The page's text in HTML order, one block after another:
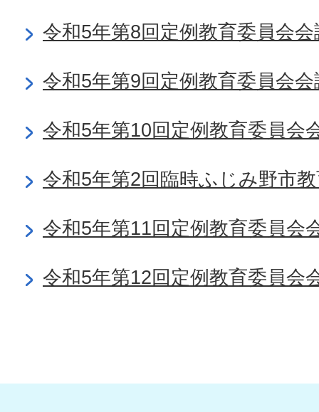
令和5年第8回定例教育委員会会
令和5年第9回定例教育委員会会
令和5年第10回定例教育委員会
令和5年第2回臨時ふじみ野市
令和5年第11回定例教育委員会
令和5年第12回定例教育委員会